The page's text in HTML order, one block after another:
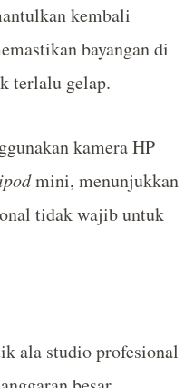
kembali
bayangan di
terlalu gelap.
kamera HP
mini, menunjukkan
tidak wajib untuk
ala studio profesional